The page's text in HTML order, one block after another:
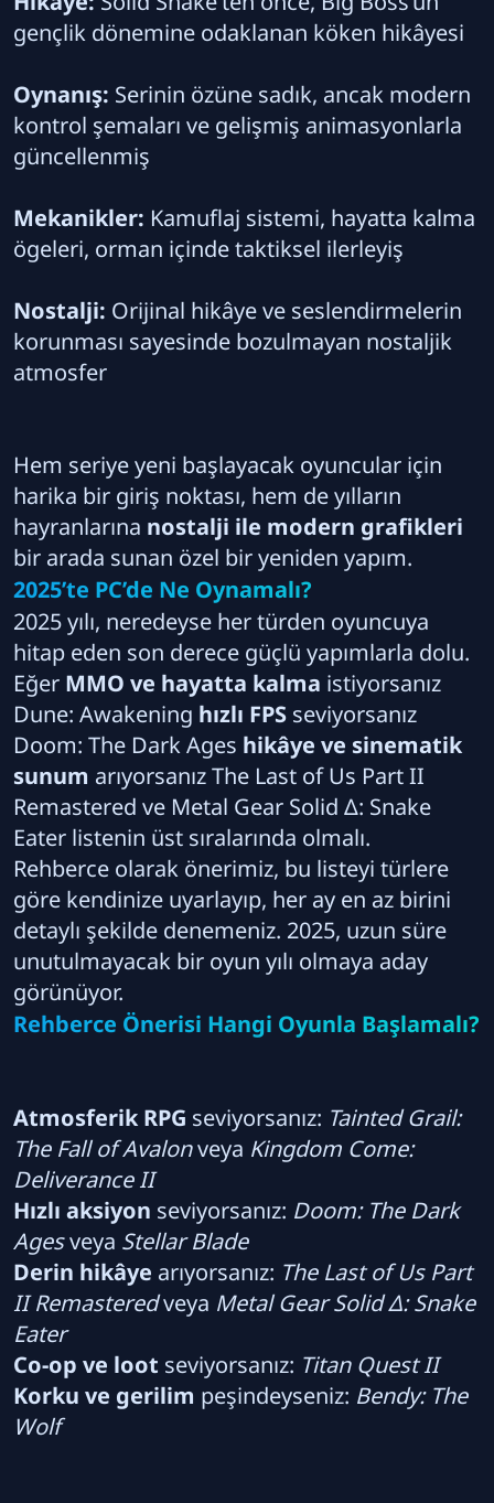
gençlik dönemine odaklanan köken hikâyesi
Oynanış: Serinin özüne sadık, ancak modern
kontrol şemaları ve gelişmiş animasyonlarla
güncellenmiş
Mekanikler: Kamuflaj sistemi, hayatta kalma
ögeleri, orman içinde taktiksel ilerleyiş
Nostalji: Orijinal hikâye ve seslendirmelerin
korunması sayesinde bozulmayan nostaljik
atmosfer
Hem seriye yeni başlayacak oyuncular için
harika bir giriş noktası, hem de yılların
hayranlarına nostalji ile modern grafikleri
bir arada sunan özel bir yeniden yapım.
2025’te PC’de Ne Oynamalı?
2025 yılı, neredeyse her türden oyuncuya
hitap eden son derece güçlü yapımlarla dolu.
Eğer MMO ve hayatta kalma istiyorsanız
Dune: Awakening hızlı FPS seviyorsanız
Doom: The Dark Ages hikâye ve sinematik
sunum arıyorsanız The Last of Us Part II
Remastered ve Metal Gear Solid Δ: Snake
Eater listenin üst sıralarında olmalı.
Rehberce olarak önerimiz, bu listeyi türlere
göre kendinize uyarlayıp, her ay en az birini
detaylı şekilde denemeniz. 2025, uzun süre
unutulmayacak bir oyun yılı olmaya aday
görünüyor.
Rehberce Önerisi Hangi Oyunla Başlamalı?
Atmosferik RPG seviyorsanız: Tainted Grail:
The Fall of Avalonveya Kingdom Come:
Deliverance II
Hızlı aksiyon seviyorsanız: Doom: The Dark
Agesveya Stellar Blade
Derin hikâye arıyorsanız: The Last of Us Part
II Remasteredveya Metal Gear Solid Δ: Snake
Eater
Co-op ve loot seviyorsanız: Titan Quest II
Korku ve gerilim peşindeyseniz: Bendy: The
Wolf